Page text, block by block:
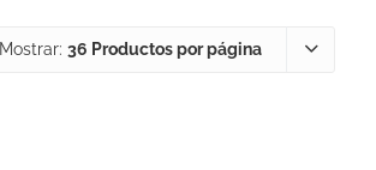
Mostrar: 36 Productos por página